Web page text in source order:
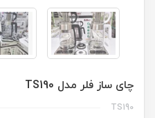
چای ساز فلر مدل TS190
TS190